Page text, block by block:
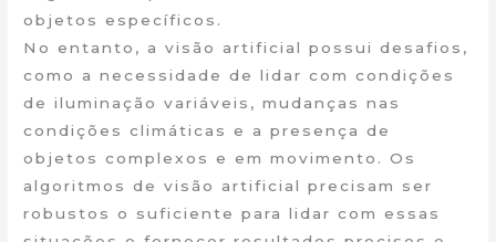
objetos específicos.
No entanto, a visão artificial possui desafios,
como a necessidade de lidar com condições
de iluminação variáveis, mudanças nas
condições climáticas e a presença de
objetos complexos e em movimento. Os
algoritmos de visão artificial precisam ser
robustos o suficiente para lidar com essas